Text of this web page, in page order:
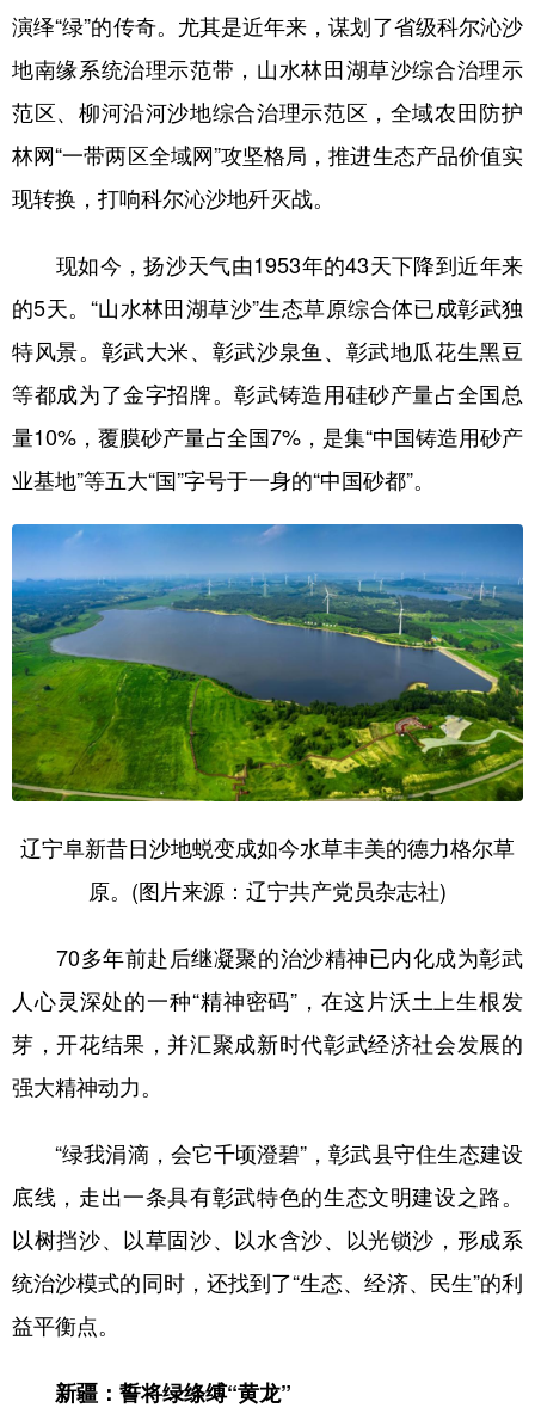
演绎“绿”的传奇。尤其是近年来，谋划了省级科尔沁沙
地南缘系统治理示范带，山水林田湖草沙综合治理示
范区、柳河沿河沙地综合治理示范区，全域农田防护
林网“一带两区全域网”攻坚格局，推进生态产品价值实
现转换，打响科尔沁沙地歼灭战。
现如今，扬沙天气由1953年的43天下降到近年来
的5天。“山水林田湖草沙”生态草原综合体已成彰武独
特风景。彰武大米、彰武沙泉鱼、彰武地瓜花生黑豆
等都成为了金字招牌。彰武铸造用硅砂产量占全国总
量10%，覆膜砂产量占全国7%，是集“中国铸造用砂产
业基地”等五大“国”字号于一身的“中国砂都”。
辽宁阜新昔日沙地蜕变成如今水草丰美的德力格尔草
原。(图片来源：辽宁共产党员杂志社)
70多年前赴后继凝聚的治沙精神已内化成为彰武
人心灵深处的一种“精神密码”，在这片沃土上生根发
芽，开花结果，并汇聚成新时代彰武经济社会发展的
强大精神动力。
“绿我涓滴，会它千顷澄碧”，彰武县守住生态建设
底线，走出一条具有彰武特色的生态文明建设之路。
以树挡沙、以草固沙、以水含沙、以光锁沙，形成系
统治沙模式的同时，还找到了“生态、经济、民生”的利
益平衡点。
新疆：誓将绿绦缚“黄龙”